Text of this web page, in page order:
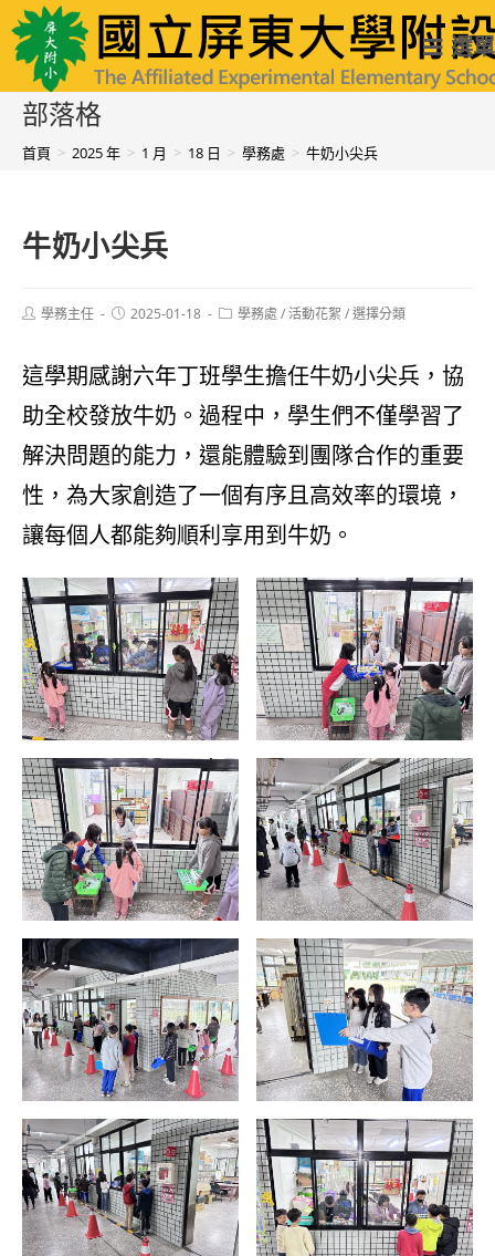
跳
轉
至
國立屏東大學附設實驗國民小學 選單
部落格
首頁 > 2025 年 > 1 月 > 18 日 > 學務處 > 牛奶小尖兵
牛奶小尖兵
Post學務主任
Post2025-01-18
Post學務處 /活動花絮 /選擇分類
這學期感謝六年丁班學生擔任牛奶小尖兵，協
助全校發放牛奶。過程中，學生們不僅學習了
解決問題的能力，還能體驗到團隊合作的重要
性，為大家創造了一個有序且高效率的環境，
讓每個人都能夠順利享用到牛奶。